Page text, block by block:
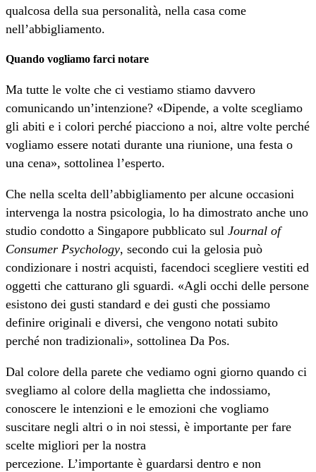
qualcosa della sua personalità, nella casa come
nell’abbigliamento.
Quando vogliamo farci notare
Ma tutte le volte che ci vestiamo stiamo davvero
comunicando un’intenzione? «Dipende, a volte scegliamo
gli abiti e i colori perché piacciono a noi, altre volte perché
vogliamo essere notati durante una riunione, una festa o
una cena», sottolinea l’esperto.
Che nella scelta dell’abbigliamento per alcune occasioni
intervenga la nostra psicologia, lo ha dimostrato anche uno
studio condotto a Singapore pubblicato sul Journal of
Consumer Psychology, secondo cui la gelosia può
condizionare i nostri acquisti, facendoci scegliere vestiti ed
oggetti che catturano gli sguardi. «Agli occhi delle persone
esistono dei gusti standard e dei gusti che possiamo
definire originali e diversi, che vengono notati subito
perché non tradizionali», sottolinea Da Pos.
Dal colore della parete che vediamo ogni giorno quando ci
svegliamo al colore della maglietta che indossiamo,
conoscere le intenzioni e le emozioni che vogliamo
suscitare negli altri o in noi stessi, è importante per fare
scelte migliori per la nostra
percezione. L’importante è guardarsi dentro e non